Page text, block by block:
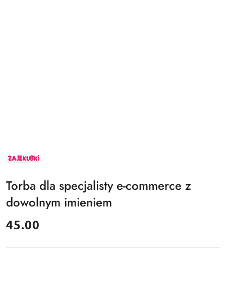
ZAJEKUBKI
Torba dla specjalisty e-commerce z
dowolnym imieniem
cena:
45.00